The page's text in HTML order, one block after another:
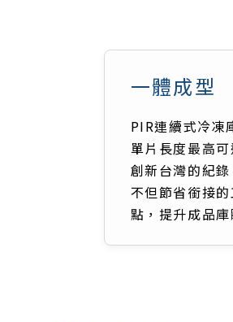
一體成型
PIR連續式冷凍
單片長度最高
創新台灣的紀
不但節省銜接
點，提升成品庫